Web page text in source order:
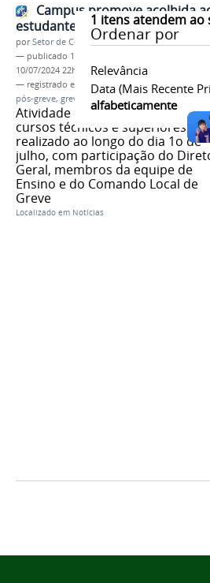
1 itens atendem ao
Ordenar por
Relevância
Data (mais Recente
alfabeticamente
Campus promove acolhida
estudantes no retorno pós-
porSetor de Comunicação
— publicado 10/07/2024
10/07/2024 22h17
— registrado em:
acolhida estudantes retomada
pós-greve, greve servidores
Atividade envolveu alunos(as)
cursos técnicos e superiores. Foi
realizado ao longo do dia 1o de
julho, com participação do
Geral, membros da equipe de
Ensino e do Comando Local de
Greve
Localizado em Notícias